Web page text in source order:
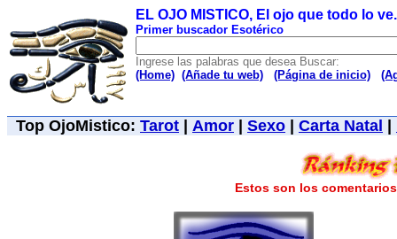
EL OJO MISTICO, El ojo que todo lo
Primer buscador Esotérico
Ingrese las palabras que desea Buscar:
(Home) (Añade tu web) (Página de inicio)
Top OjoMistico: Tarot Amor Sexo Carta Natal
Estos son los